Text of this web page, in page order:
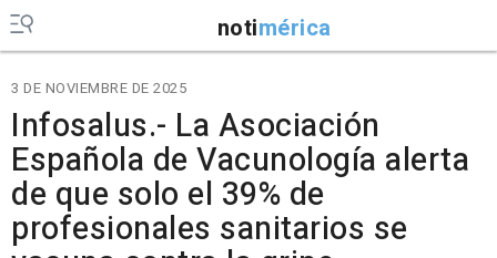
notimérica
3 DE NOVIEMBRE DE 2025
Infosalus.- La Asociación
Española de Vacunología alerta
de que solo el 39% de
profesionales sanitarios se